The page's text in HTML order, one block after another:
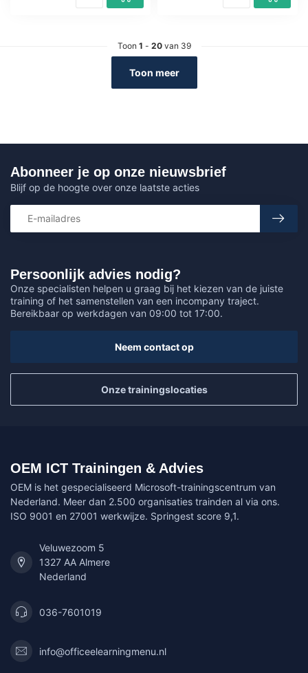
Toon 1 - 20van 39
Toon meer
Persoonlijk advies nodig?
Onze specialisten helpen u graag bij het kiezen van de juiste
training of het samenstellen van een incompany traject.
Bereikbaar op werkdagen van 09:00 tot 17:00.
Neem contact op
Onze trainingslocaties
Abonneer je op onze nieuwsbrief
Blijf op de hoogte over onze laatste acties
OEM ICT Trainingen & Advies
OEM is het gespecialiseerd Microsoft-trainingscentrum van
Nederland. Meer dan 2.500 organisaties trainden al via ons.
ISO 9001 en 27001 werkwijze. Springest score 9,1.
Veluwezoom 5
1327 AA Almere
Nederland
036-7601019
info@officeelearningmenu.nl